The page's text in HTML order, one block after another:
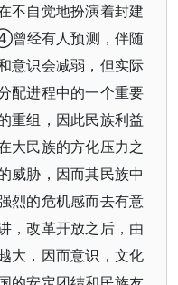
不自觉地扮演着封建
曾经有人预测，伴随
意识会减弱，但实际
配进程中的一个重要
重组，因此民族利益
大民族的方化压力之
威胁，因而其民族中
烈的危机感而去有意
，改革开放之后，由
大，因而意识，文化